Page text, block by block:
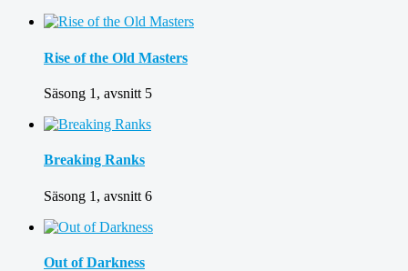
Rise of the Old Masters
Säsong 1, avsnitt 5
Breaking Ranks
Säsong 1, avsnitt 6
Out of Darkness